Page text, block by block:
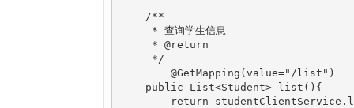
/**
* 查询学生信息
* @return
*/
public List<Student> list(){
return